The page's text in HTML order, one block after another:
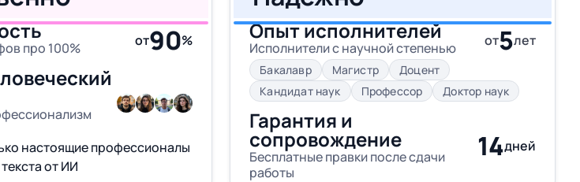
про 100% от90%
настоящие профессионалы
от ИИ
Опыт исполнителей
Исполнители с научной степенью от5лет
Бакалавр Магистр
Доцент
Кандидат наук
Профессор Доктор наук
Гарантия и
сопровождение
Бесплатные правки после сдачи
работы
14дней